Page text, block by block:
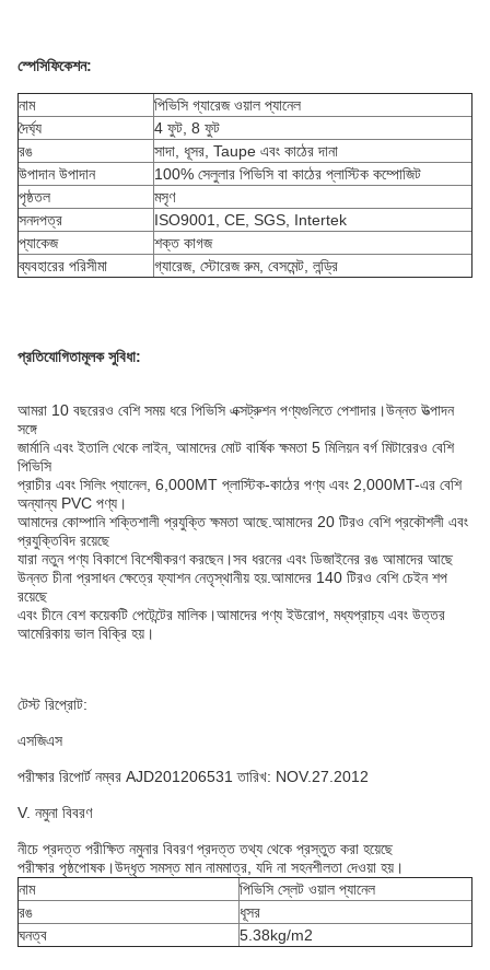
স্পেসিফিকেশন:
নাম
পিভিসি গ্যারেজ ওয়াল প্যানেল
দৈর্ঘ্য
4 ফুট, 8 ফুট
রঙ
সাদা, ধূসর, Taupe এবং কাঠের দানা
উপাদান উপাদান
100% সেলুলার পিভিসি বা কাঠের প্লাস্টিক কম্পোজিট
পৃষ্ঠতল
মসৃণ
সনদপত্র
ISO9001, CE, SGS, Intertek
প্যাকেজ
শক্ত কাগজ
ব্যবহারের পরিসীমা
গ্যারেজ, স্টোরেজ রুম, বেসমেন্ট, লন্ড্রি
প্রতিযোগিতামূলক সুবিধা:
আমরা 10 বছরেরও বেশি সময় ধরে পিভিসি এক্সট্রুশন পণ্যগুলিতে পেশাদার।উন্নত উত্পাদন
সঙ্গে
জার্মানি এবং ইতালি থেকে লাইন, আমাদের মোট বার্ষিক ক্ষমতা 5 মিলিয়ন বর্গ মিটারেরও বেশি
পিভিসি
প্রাচীর এবং সিলিং প্যানেল, 6,000MT প্লাস্টিক-কাঠের পণ্য এবং 2,000MT-এর বেশি
অন্যান্য PVC পণ্য।
আমাদের কোম্পানি শক্তিশালী প্রযুক্তি ক্ষমতা আছে.আমাদের 20 টিরও বেশি প্রকৌশলী এবং
প্রযুক্তিবিদ রয়েছে
যারা নতুন পণ্য বিকাশে বিশেষীকরণ করছেন।সব ধরনের এবং ডিজাইনের রঙ আমাদের আছে
উন্নত চীনা প্রসাধন ক্ষেত্রে ফ্যাশন নেতৃস্থানীয় হয়.আমাদের 140 টিরও বেশি চেইন শপ
রয়েছে
এবং চীনে বেশ কয়েকটি পেটেন্টের মালিক।আমাদের পণ্য ইউরোপ, মধ্যপ্রাচ্য এবং উত্তর
আমেরিকায় ভাল বিক্রি হয়।
টেস্ট রিপ্রোট:
এসজিএস
পরীক্ষার রিপোর্ট নম্বর AJD201206531 তারিখ: NOV.27.2012
V. নমুনা বিবরণ
নীচে প্রদত্ত পরীক্ষিত নমুনার বিবরণ প্রদত্ত তথ্য থেকে প্রস্তুত করা হয়েছে
পরীক্ষার পৃষ্ঠপোষক।উদ্ধৃত সমস্ত মান নামমাত্র, যদি না সহনশীলতা দেওয়া হয়।
নাম
পিভিসি স্লেট ওয়াল প্যানেল
রঙ
ধূসর
ঘনত্ব
5.38kg/m2